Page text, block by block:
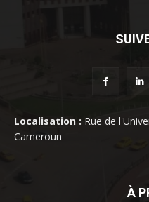
Localisation : Rue de
Cameroun
À